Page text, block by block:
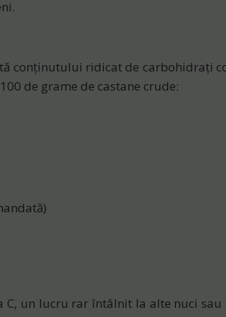
conținutului ridicat de carbohidrați
de grame de castane crude:
C, un lucru rar întâlnit la alte nuci sau